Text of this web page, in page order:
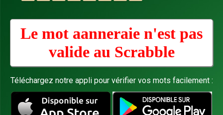
Le mot aanneraie n'est pas
valide au Scrabble
Téléchargez notre appli pour vérifier vos mots facilement :